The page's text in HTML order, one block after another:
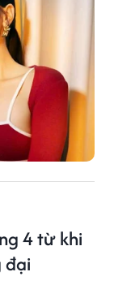
4 từ khi
đại